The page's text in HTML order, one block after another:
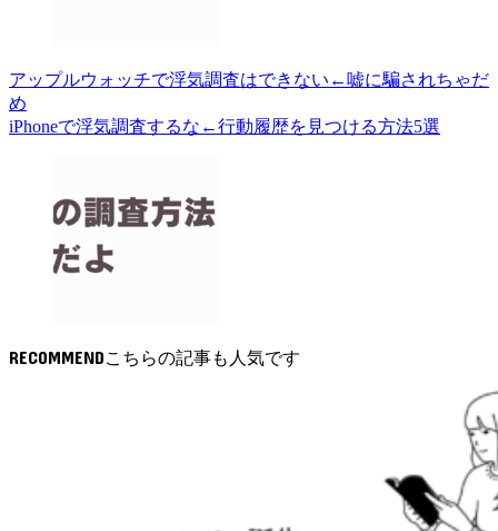
アップルウォッチで浮気調査はできない←嘘に騙されちゃだ
め
iPhoneで浮気調査するな←行動履歴を見つける方法5選
RECOMMEND